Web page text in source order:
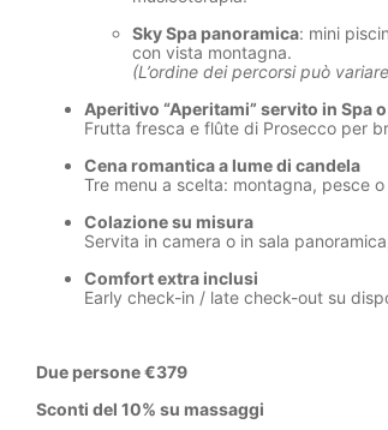
Sky Spa panoramica: mini
con vista montagna.
(L’ordine dei percorsi può
Aperitivo “Aperitami” servito in Spa
Frutta fresca e flûte di Prosecco per
Cena romantica a lume di candela
Tre menu a scelta: montagna, pesce
Colazione su misura
Servita in camera o in sala
Comfort extra inclusi
Early check-in / late check-out su
Due persone €379
Sconti del 10% su massaggi